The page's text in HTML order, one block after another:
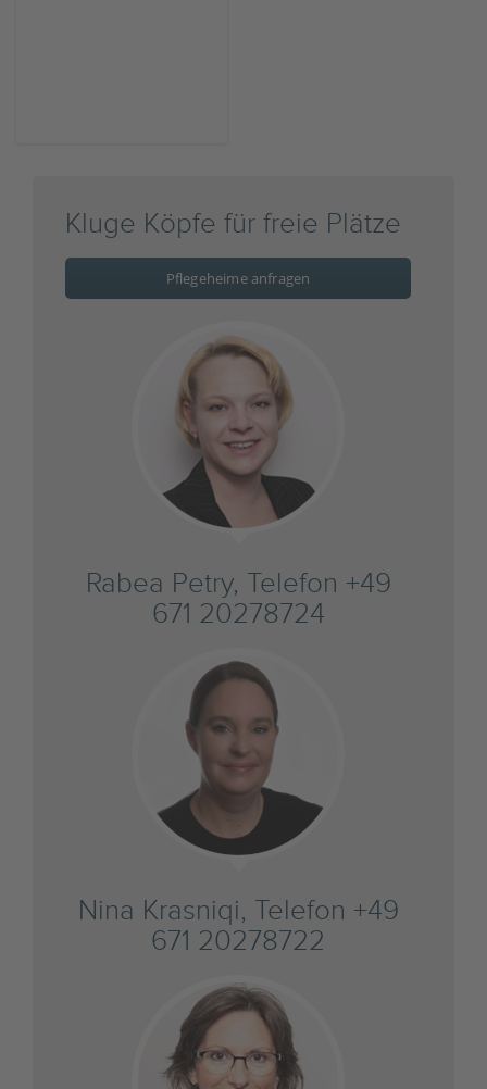
Kluge Köpfe für freie Plätze
Pflegeheime anfragen
Rabea Petry, Telefon +49
671 20278724
Nina Krasniqi, Telefon +49
671 20278722